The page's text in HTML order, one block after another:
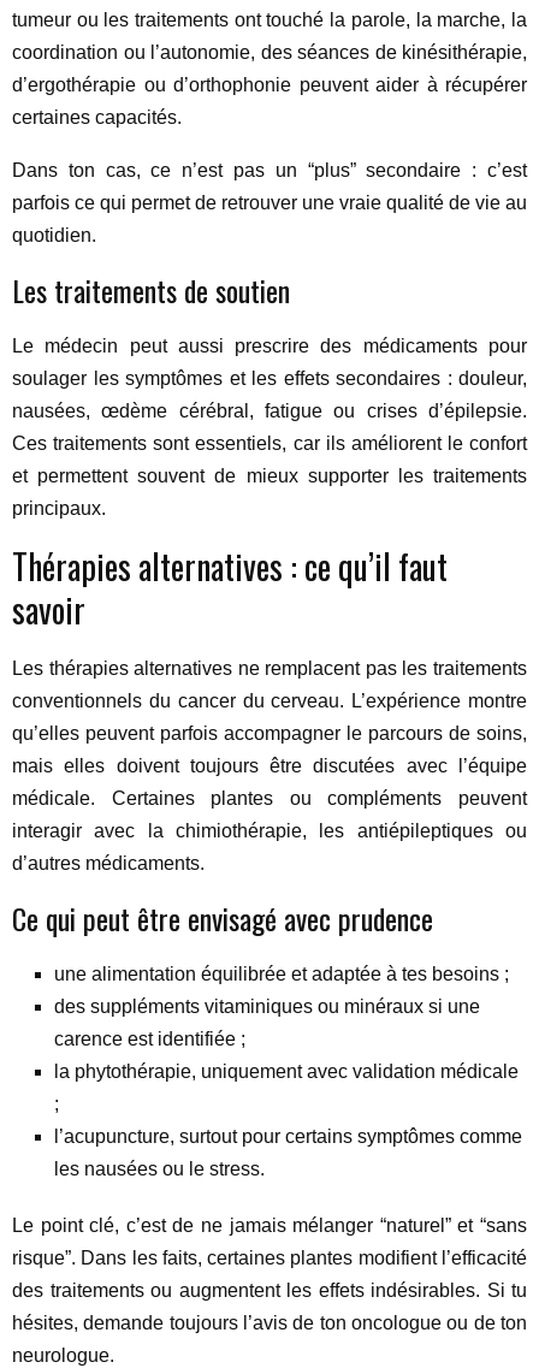
tumeur ou les traitements ont touché la parole, la marche, la
coordination ou l’autonomie, des séances de kinésithérapie,
d’ergothérapie ou d’orthophonie peuvent aider à récupérer
certaines capacités.
Dans ton cas, ce n’est pas un “plus” secondaire : c’est
parfois ce qui permet de retrouver une vraie qualité de vie au
quotidien.
Les traitements de soutien
Le médecin peut aussi prescrire des médicaments pour
soulager les symptômes et les effets secondaires : douleur,
nausées, œdème cérébral, fatigue ou crises d’épilepsie.
Ces traitements sont essentiels, car ils améliorent le confort
et permettent souvent de mieux supporter les traitements
principaux.
Thérapies alternatives : ce qu’il faut
savoir
Les thérapies alternatives ne remplacent pas les traitements
conventionnels du cancer du cerveau. L’expérience montre
qu’elles peuvent parfois accompagner le parcours de soins,
mais elles doivent toujours être discutées avec l’équipe
médicale. Certaines plantes ou compléments peuvent
interagir avec la chimiothérapie, les antiépileptiques ou
d’autres médicaments.
Ce qui peut être envisagé avec prudence
une alimentation équilibrée et adaptée à tes besoins ;
des suppléments vitaminiques ou minéraux si une
carence est identifiée ;
la phytothérapie, uniquement avec validation médicale
;
l’acupuncture, surtout pour certains symptômes comme
les nausées ou le stress.
Le point clé, c’est de ne jamais mélanger “naturel” et “sans
risque”. Dans les faits, certaines plantes modifient l’efficacité
des traitements ou augmentent les effets indésirables. Si tu
hésites, demande toujours l’avis de ton oncologue ou de ton
neurologue.